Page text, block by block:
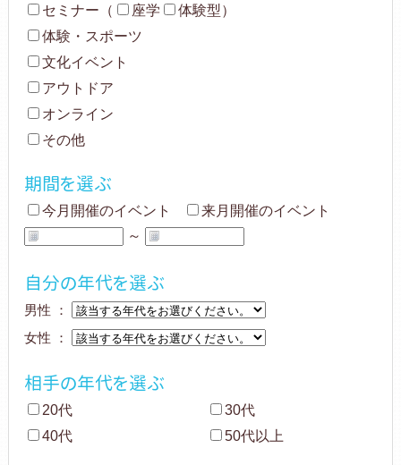
セミナー （ 座学 体験型）
体験・スポーツ
文化イベント
アウトドア
オンライン
その他
期間を選ぶ
今月開催のイベント
来月開催のイベント
～
自分の年代を選ぶ
男性 ：
女性 ：
相手の年代を選ぶ
20代
30代
40代
50代以上